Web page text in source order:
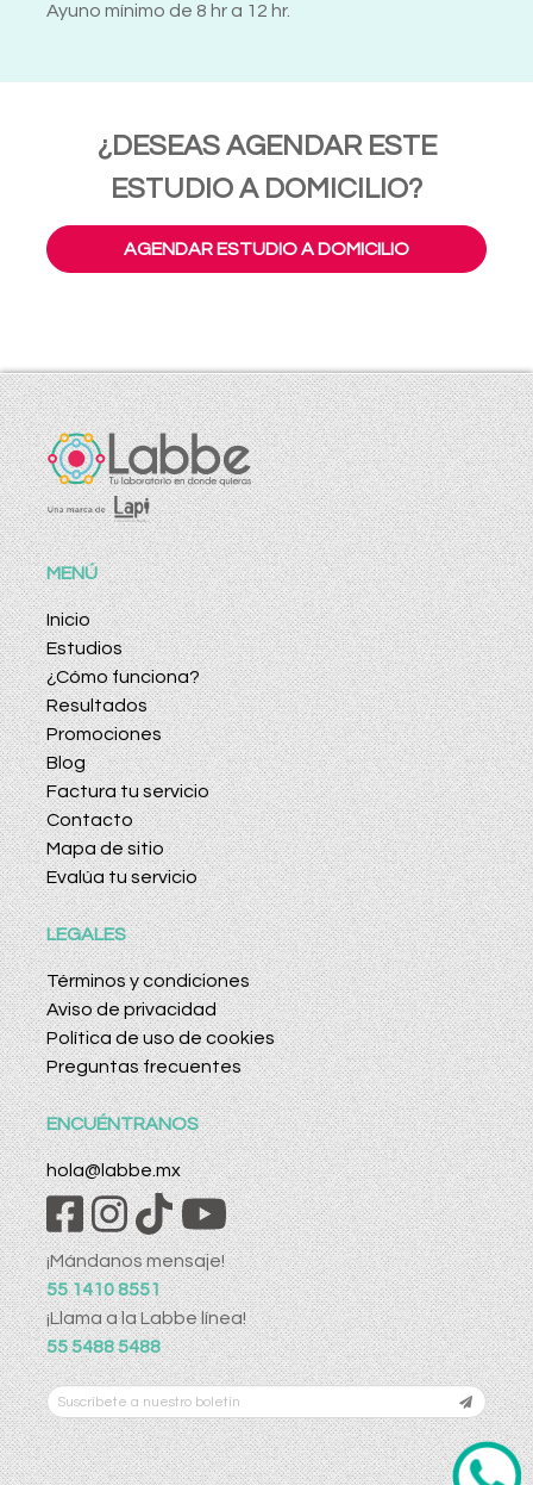
Ayuno mínimo de 8 hr a 12 hr.
¿DESEAS AGENDAR ESTE
ESTUDIO A DOMICILIO?
AGENDAR ESTUDIO A DOMICILIO
MENÚ
Inicio
Estudios
¿Cómo funciona?
Resultados
Promociones
Blog
Factura tu servicio
Contacto
Mapa de sitio
Evalúa tu servicio
LEGALES
Términos y condiciones
Aviso de privacidad
Política de uso de cookies
Preguntas frecuentes
ENCUÉNTRANOS
hola@labbe.mx
¡Mándanos mensaje!
55 1410 8551
¡Llama a la Labbe línea!
55 5488 5488